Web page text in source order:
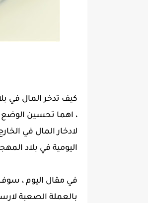
كيف تدخر المال في
، اهما تحسين الوضع
لادخار المال في
اليومية في بلاد
في مقال اليوم ،
بالعملة الصعبة